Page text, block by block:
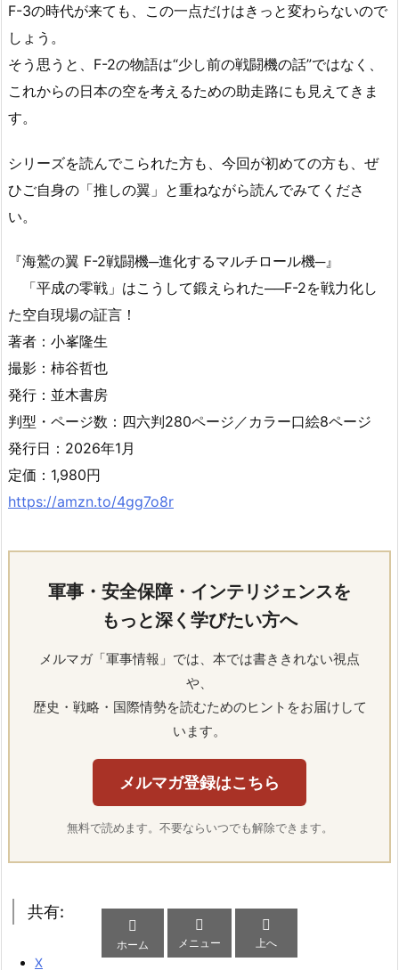
F-3の時代が来ても、この一点だけはきっと変わらないので
しょう。
そう思うと、F-2の物語は“少し前の戦闘機の話”ではなく、
これからの日本の空を考えるための助走路にも見えてきま
す。
シリーズを読んでこられた方も、今回が初めての方も、ぜ
ひご自身の「推しの翼」と重ねながら読んでみてくださ
い。
『海鷲の翼 F-2戦闘機─進化するマルチロール機─』
「平成の零戦」はこうして鍛えられた──F-2を戦力化し
た空自現場の証言！
著者：小峯隆生
撮影：柿谷哲也
発行：並木書房
判型・ページ数：四六判280ページ／カラー口絵8ページ
発行日：2026年1月
定価：1,980円
https://amzn.to/4gg7o8r
軍事・安全保障・インテリジェンスを
もっと深く学びたい方へ
メルマガ「軍事情報」では、本では書ききれない視点
や、
歴史・戦略・国際情勢を読むためのヒントをお届けして
います。
メルマガ登録はこちら
無料で読めます。不要ならいつでも解除できます。
共有:
X

ホーム

メニュー

上へ